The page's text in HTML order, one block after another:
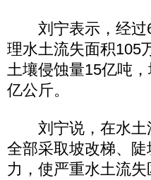
刘宁表示，经过
理水土流失面积105
土壤侵蚀量15亿吨
亿公斤。
刘宁说，在水土
全部采取坡改梯、
力，使严重水土流